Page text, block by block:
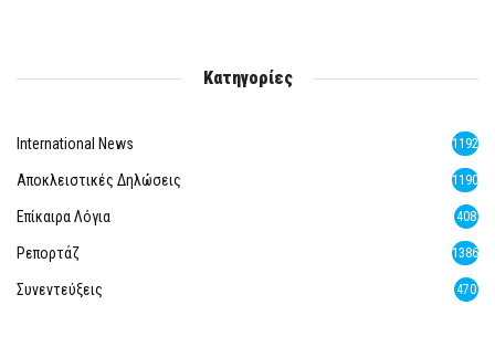
Κατηγορίες
International News 1192
Αποκλειστικές Δηλώσεις 1190
Επίκαιρα Λόγια 408
Ρεπορτάζ 1386
Συνεντεύξεις 470